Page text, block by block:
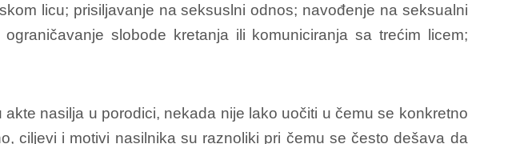
licu; prisiljavanje na seksuslni odnos; navođenje na seksualni
slobode kretanja ili komuniciranja sa trećim licem;
nasilja u porodici, nekada nije lako uočiti u čemu se konkretno
ciljevi i motivi nasilnika su raznoliki pri čemu se često dešava da